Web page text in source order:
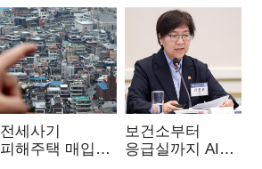
전세사기
피해주택 매입
보건소부터
응급실까지 AI